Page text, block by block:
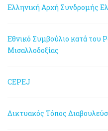
Ελληνική Αρχή Συνδρομής
Εθνικό Συμβούλιο κατά του
Μισαλλοδοξίας
CEPEJ
Δικτυακός Τόπος